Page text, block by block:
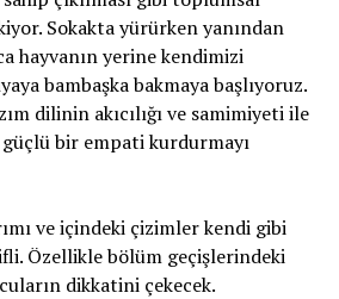
Sokakta yürürken yanından
hayvanın yerine kendimizi
bambaşka bakmaya başlıyoruz.
dilinin akıcılığı ve samimiyeti ile
bir empati kurdurmayı
ve içindeki çizimler kendi gibi
Özellikle bölüm geçişlerindeki
dikkatini çekecek.